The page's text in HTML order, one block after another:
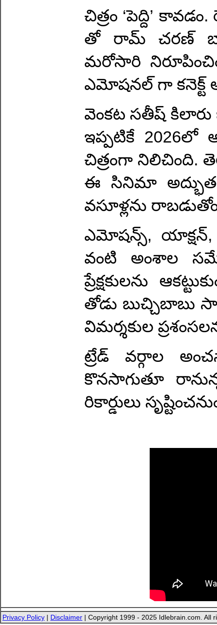
చిత్రం ‘పెద్ది’
తో రామ్ చరణ్
మరోసారి
ఎమోషనల్ గా కనెక్ట్
వెంకట సతీష్
ఇప్పటికే 2026లో
చిత్రంగా నిలిచింది.
ఈ సినిమా
వసూళ్లను
ఎమోషన్స్, యాక్షన్,
వంటి అంశాల
ప్రేక్షకులను
తోడు బుచ్చిబాబు
విమర్శకుల
ట్రేడ్ వర్గాల
కొనసాగుతూ
రికార్డులు
Privacy Policy | Disclaimer | Copyright 1999 - 2025 Idlebrain.com. All